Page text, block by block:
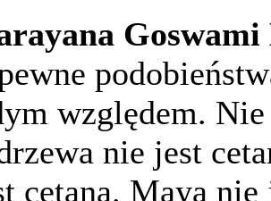
względem.
nie jest
cetana. Maya